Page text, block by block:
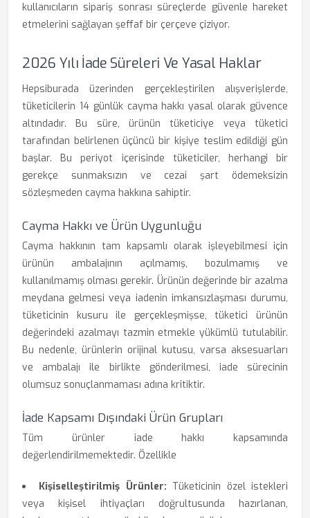
kullanıcıların sipariş sonrası süreçlerde güvenle hareket
etmelerini sağlayan şeffaf bir çerçeve çiziyor.
2026 Yılı İade Süreleri Ve Yasal Haklar
Hepsiburada üzerinden gerçekleştirilen alışverişlerde,
tüketicilerin 14 günlük cayma hakkı yasal olarak güvence
altındadır. Bu süre, ürünün tüketiciye veya tüketici
tarafından belirlenen üçüncü bir kişiye teslim edildiği gün
başlar. Bu periyot içerisinde tüketiciler, herhangi bir
gerekçe sunmaksızın ve cezai şart ödemeksizin
sözleşmeden cayma hakkına sahiptir.
Cayma Hakkı ve Ürün Uygunluğu
Cayma hakkının tam kapsamlı olarak işleyebilmesi için
ürünün ambalajının açılmamış, bozulmamış ve
kullanılmamış olması gerekir. Ürünün değerinde bir azalma
meydana gelmesi veya iadenin imkansızlaşması durumu,
tüketicinin kusuru ile gerçekleşmişse, tüketici ürünün
değerindeki azalmayı tazmin etmekle yükümlü tutulabilir.
Bu nedenle, ürünlerin orijinal kutusu, varsa aksesuarları
ve ambalajı ile birlikte gönderilmesi, iade sürecinin
olumsuz sonuçlanmaması adına kritiktir.
İade Kapsamı Dışındaki Ürün Grupları
Tüm ürünler iade hakkı kapsamında
değerlendirilmemektedir. Özellikle
Kişiselleştirilmiş Ürünler: Tüketicinin özel istekleri
veya kişisel ihtiyaçları doğrultusunda hazırlanan,